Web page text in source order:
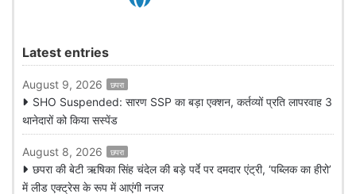
Latest entries
August 9, 2026 छपरा
SHO Suspended: सारण SSP का बड़ा एक्शन, कर्तव्यों प्रति लापरवाह 3
थानेदारों को किया सस्पेंड
August 8, 2026 छपरा
छपरा की बेटी ऋषिका सिंह चंदेल की बड़े पर्दे पर दमदार एंट्री, ‘पब्लिक का हीरो’
में लीड एक्ट्रेस के रूप में आएंगी नजर